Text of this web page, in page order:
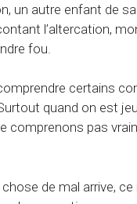
un autre enfant de
l’altercation,
fou.
certains
quand on est
comprenons pas
de mal arrive,